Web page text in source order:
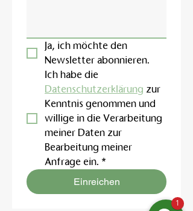
Ja, ich möchte den
Newsletter abonnieren.
Datenschutzerklärung zur
Kenntnis genommen und
willige in die Verarbeitung
meiner Daten zur
Bearbeitung meiner
Anfrage ein. *
Einreichen
1